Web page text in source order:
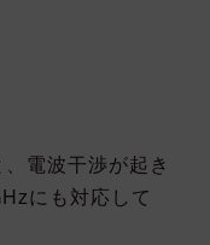
電波干渉が起き
にも対応して